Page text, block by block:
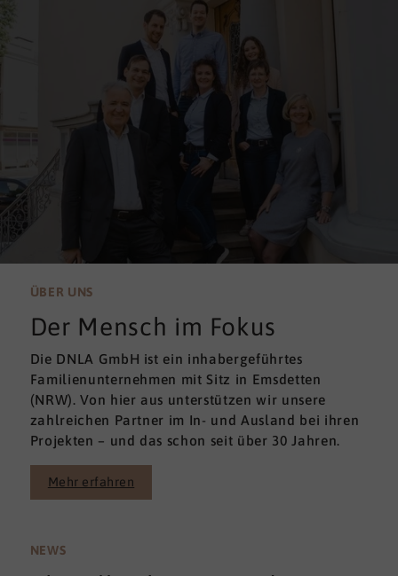
ÜBER UNS
Der Mensch im Fokus
Die DNLA GmbH ist ein inhabergeführtes
Familienunternehmen mit Sitz in Emsdetten
(NRW). Von hier aus unterstützen wir unsere
zahlreichen Partner im In- und Ausland bei ihren
Projekten – und das schon seit über 30 Jahren.
Mehr erfahren
NEWS